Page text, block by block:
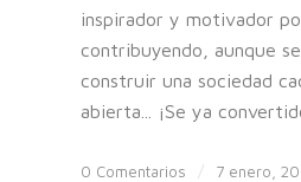
inspirador y motivador
contribuyendo, aunque
construir una sociedad
abierta... ¡Se ya
0 Comentarios / 7 enero,